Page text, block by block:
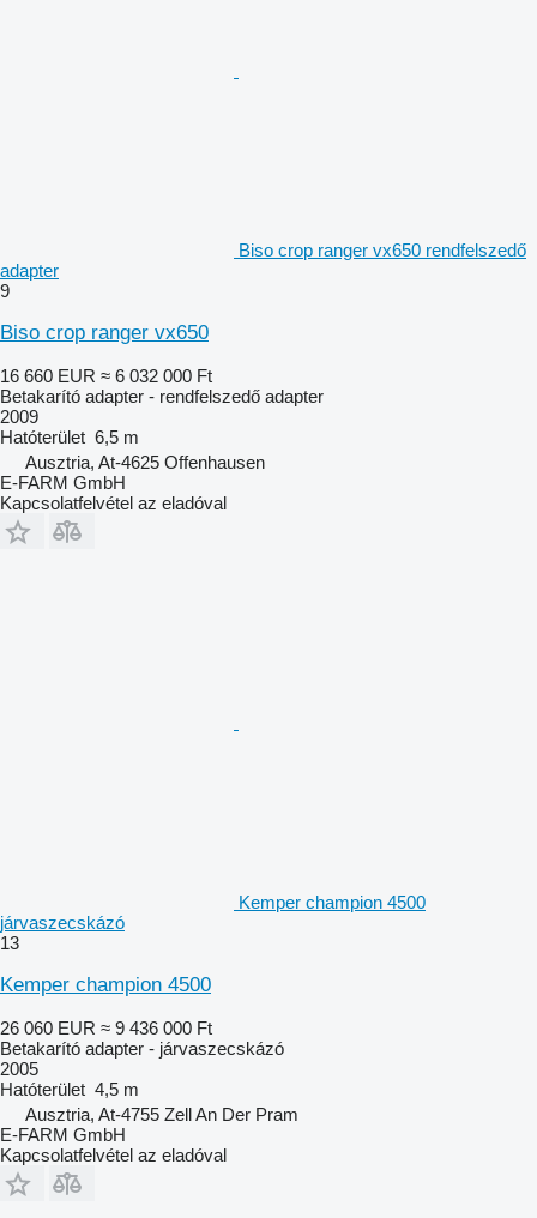
Biso crop ranger vx650 rendfelszedő
adapter
9
Biso crop ranger vx650
16 660 EUR ≈ 6 032 000 Ft
Betakarító adapter - rendfelszedő adapter
2009
Hatóterület 6,5 m
Ausztria, At-4625 Offenhausen
E-FARM GmbH
Kapcsolatfelvétel az eladóval
Kemper champion 4500
járvaszecskázó
13
Kemper champion 4500
26 060 EUR ≈ 9 436 000 Ft
Betakarító adapter - járvaszecskázó
2005
Hatóterület 4,5 m
Ausztria, At-4755 Zell An Der Pram
E-FARM GmbH
Kapcsolatfelvétel az eladóval